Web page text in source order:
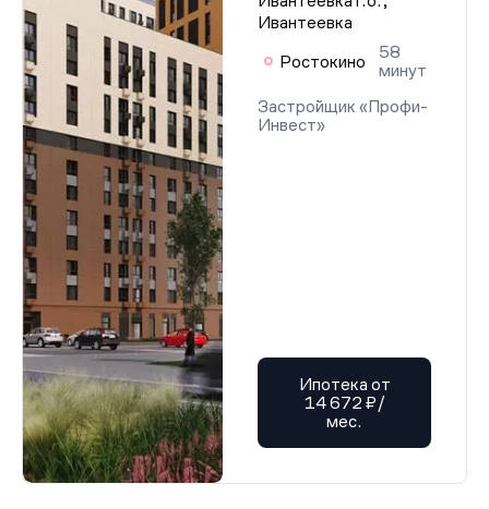
Ивантеевка
Ростокино
58
минут
Застройщик «Профи-
Инвест»
Ипотека от
14 672 ₽/
мес.